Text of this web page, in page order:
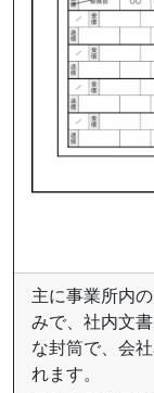
主に事業所内
みで、社内文
な封筒で、会
れます。